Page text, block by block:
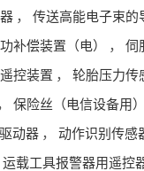
， 传送高能电子束的
补偿装置（电） ， 伺
控装置 ， 轮胎压力传
保险丝（电信设备用）
动器 ， 动作识别传感
运载工具报警器用遥控